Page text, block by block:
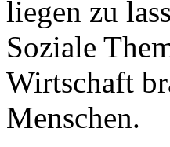
liegen zu
Soziale
Wirtschaft
Menschen.